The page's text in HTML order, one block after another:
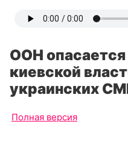
ООН
киевской
украинских
Полная версия